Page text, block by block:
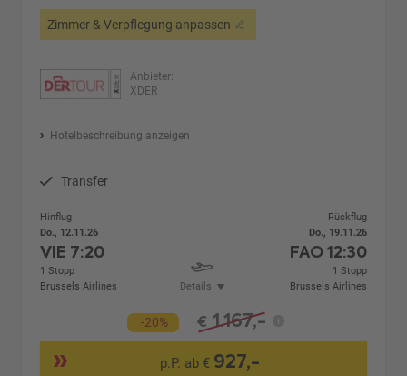
Zimmer & Verpflegung anpassen
Anbieter:
XDER
Hotelbeschreibung anzeigen
Transfer
Hinflug
Do., 12.11.26
VIE 7:20
1 Stopp
Brussels Airlines
Details
Rückflug
Do., 19.11.26
FAO12:30
1 Stopp
Brussels Airlines
-20% € 1.167,-
p.P. ab € 927,-